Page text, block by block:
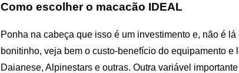
Como escolher o macacão IDEAL
Ponha na cabeça que isso é um investimento e, não é
bonitinho, veja bem o custo-benefício do equipamento
Daianese, Alpinestars e outras. Outra variável